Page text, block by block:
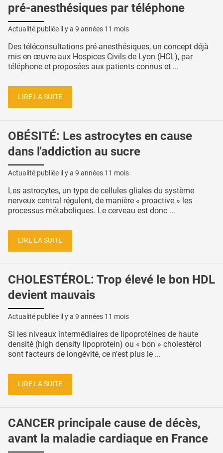
pré-anesthésiques par téléphone
Actualité publiée il y a 9 années 11 mois
Des téléconsultations pré-anesthésiques, un concept déjà
mis en œuvre aux Hospices Civils de Lyon (HCL), par
téléphone et proposées aux patients connus et ...
LIRE LA SUITE
OBÉSITÉ: Les astrocytes en cause
dans l'addiction au sucre
Actualité publiée il y a 9 années 11 mois
Les astrocytes, un type de cellules gliales du système
nerveux central régulent, de manière « proactive » les
processus métaboliques. Le cerveau est donc ...
LIRE LA SUITE
CHOLESTÉROL: Trop élevé le bon HDL
devient mauvais
Actualité publiée il y a 9 années 11 mois
Si les niveaux intermédiaires de lipoprotéines de haute
densité (high density lipoprotein) ou « bon » cholestérol
sont facteurs de longévité, ce n’est plus le ...
LIRE LA SUITE
CANCER principale cause de décès,
avant la maladie cardiaque en France